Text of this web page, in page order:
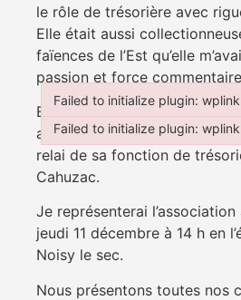
le rôle de trésorière avec
Elle était aussi
faïences de l’Est qu’elle
passion et force
Elle a été nommée membre
association en février 2023
relai de sa fonction de
Cahuzac.
Je représenterai
jeudi 11 décembre à 14 h en
Noisy le sec.
Nous présentons toutes nos
Failed to initialize plugin: wplink
Failed to initialize plugin: wplink
Failed to initialize plugin: wplink